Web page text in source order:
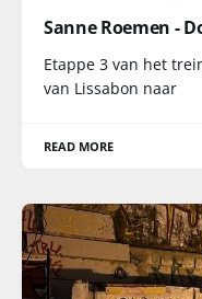
Sanne Roemen -
Etappe 3 van het
van Lissabon naar
READ MORE